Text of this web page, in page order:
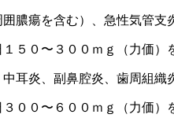
膿瘍を含む）、急性気管
０〜３００ｍｇ（力価）
耳炎、副鼻腔炎、歯周組織
０〜６００ｍｇ（力価）